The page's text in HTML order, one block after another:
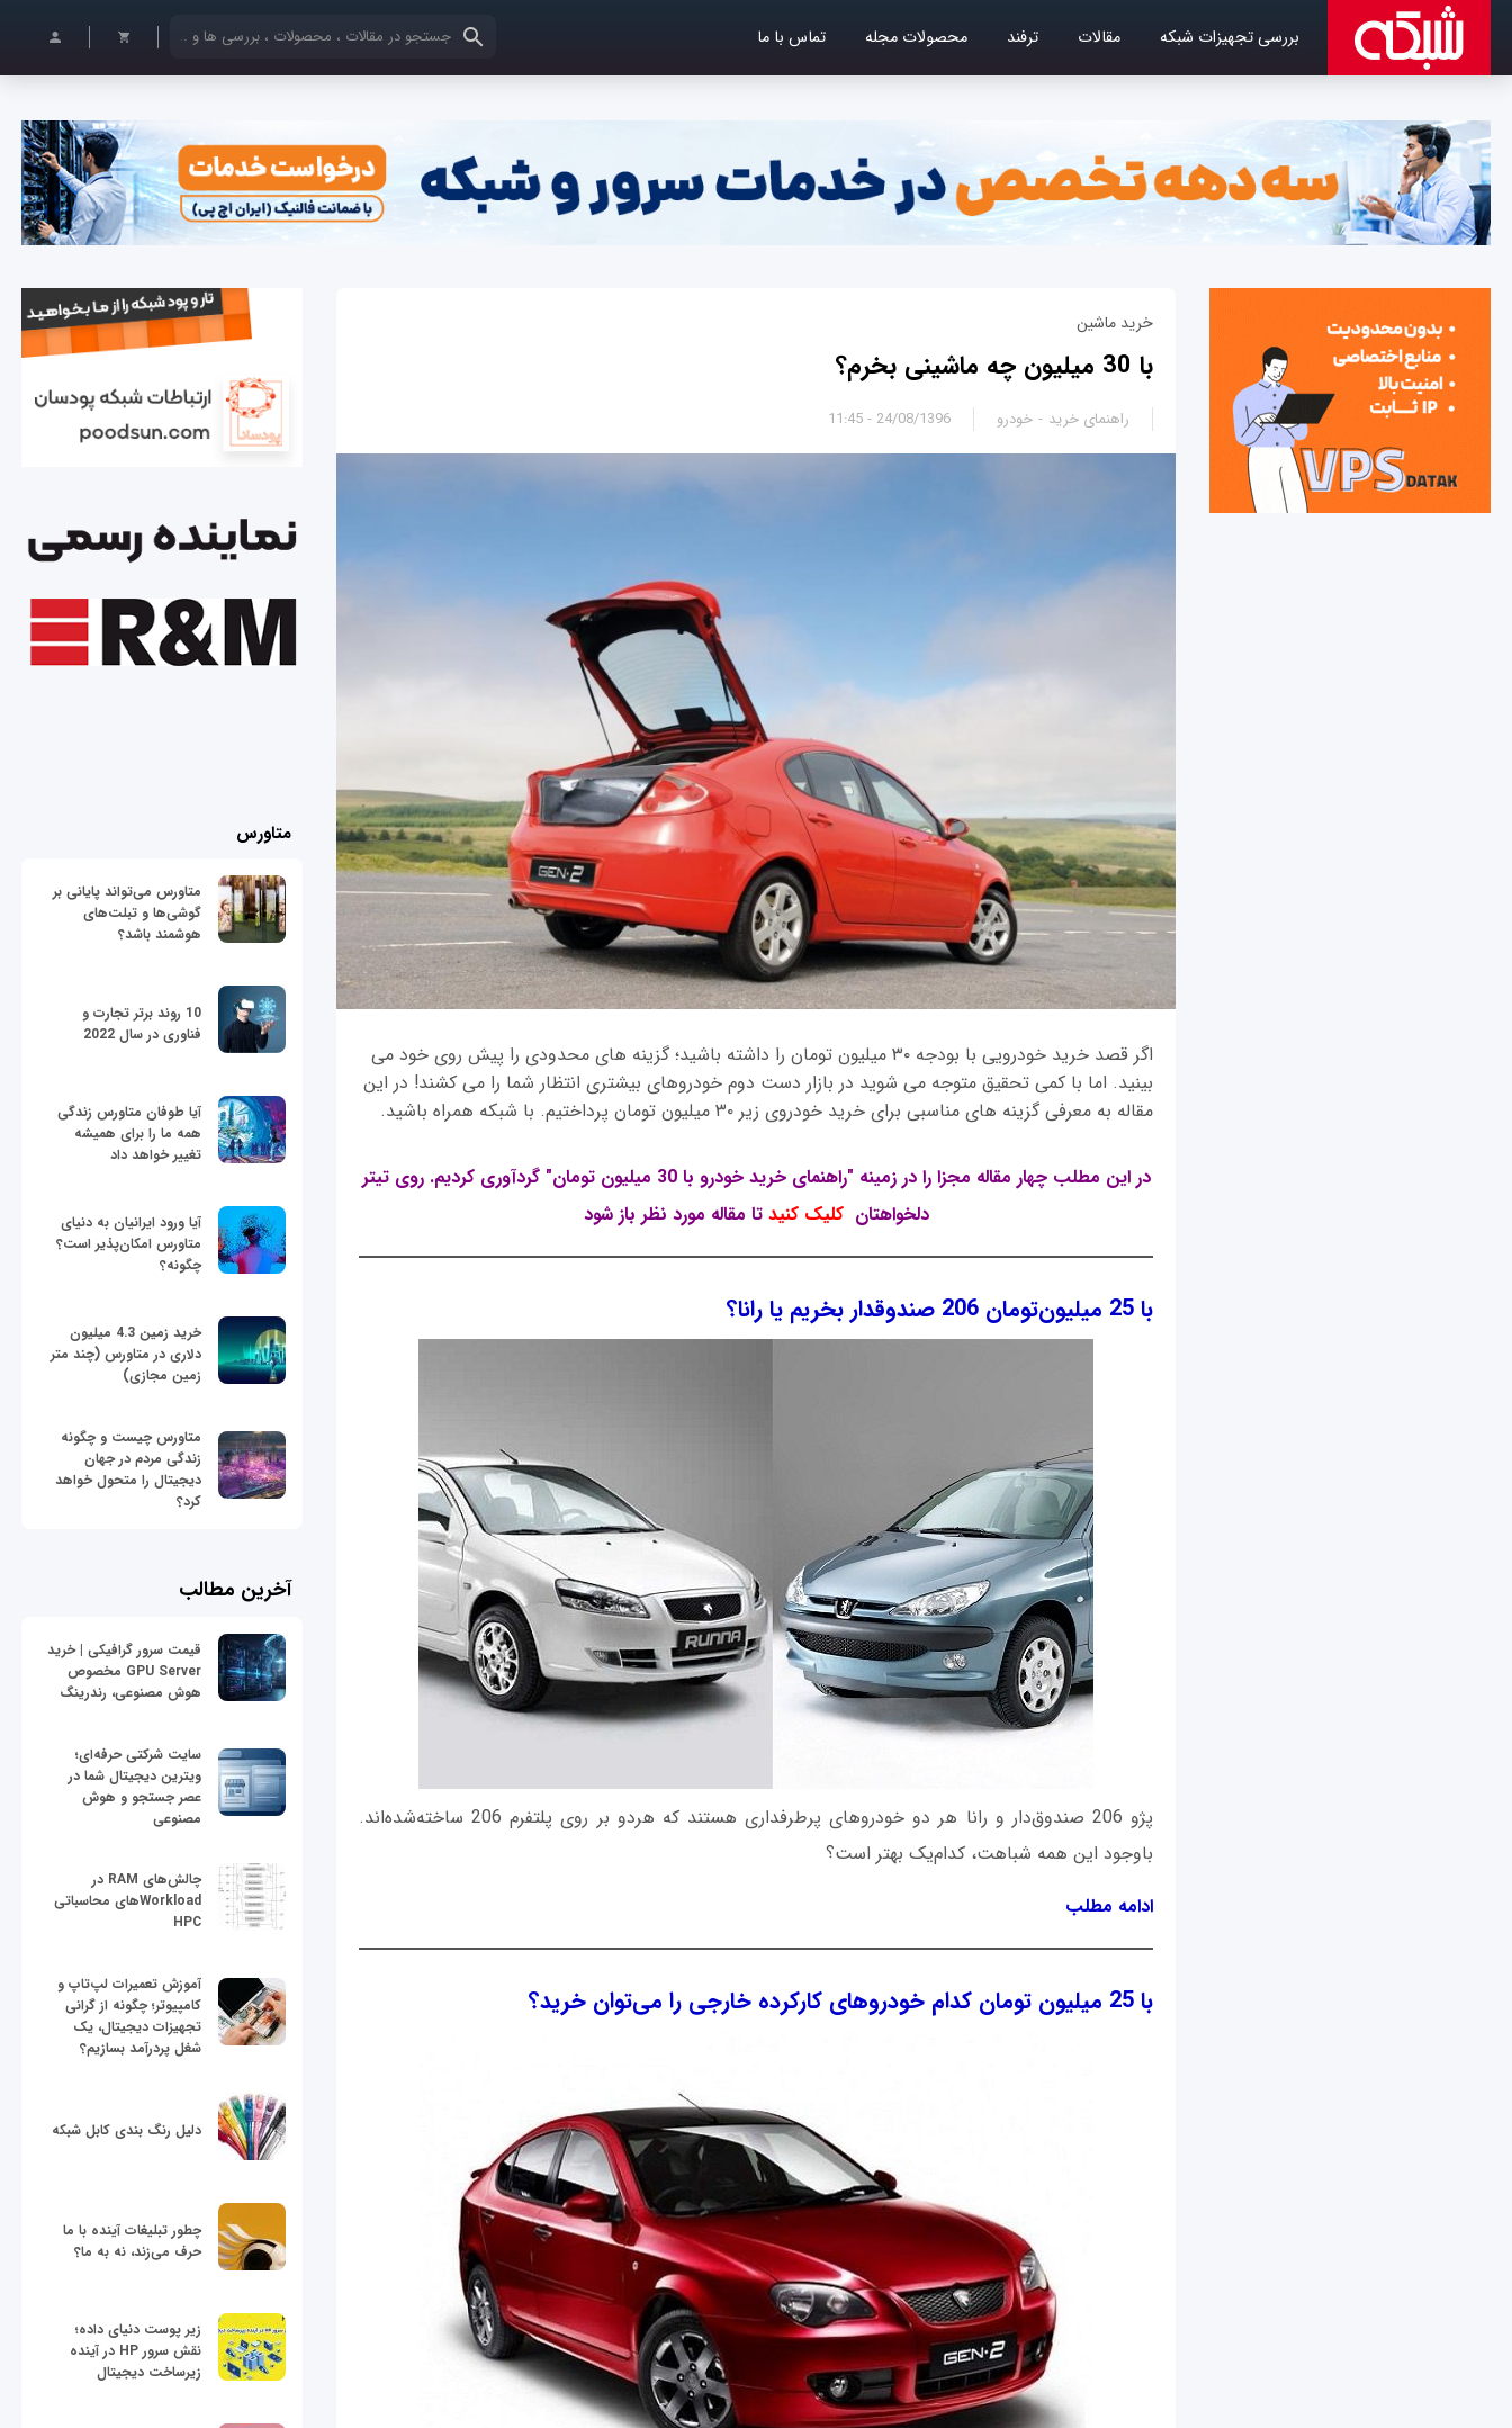
بررسی تجهیزات شبکه مقالات ترفند محصولات مجله تماس با ما کلمات کلیدی خود را وارد کنید
خرید ماشین
با 30 میلیون چه ماشینی بخرم؟
24/08/1396 - 11:45 راهنمای خرید خودرو
اگر قصد خرید خودرویی با بودجه ۳۰ میلیون تومان را داشته باشید؛ گزینه های محدودی را پیش روی خود می
بینید. اما با کمی تحقیق متوجه می شوید در بازار دست دوم خودروهای بیشتری انتظار شما را می کشند! در این
مقاله به معرفی گزینه های مناسبی برای خرید خودروی زیر ۳۰ میلیون تومان پرداختیم. با شبکه همراه باشید.
در این مطلب چهار مقاله مجزا را در زمینه "راهنمای خرید خودرو با 30 میلیون تومان" گردآوری کردیم. روی تیتر
دلخواهتانکلیک کنیدتا مقاله مورد نظر باز شود
با 25 میلیون‌تومان 206 صندوقدار بخریم یا رانا؟
پژو 206 صندوق‌دار و رانا هر دو خودرو‌های پرطرفداری هستند که هردو بر روی پلتفرم 206 ساخته‌شده‌اند.
باوجود این همه شباهت، کدام‌یک بهتر است؟
ادامه مطلب
با 25 میلیون تومان کدام خودروهای کارکرده‌ خارجی را می‌توان خرید؟
متاورس
متاورس می‌تواند پایانی بر
گوشی‌ها و تبلت‌های
هوشمند باشد؟
10 روند برتر تجارت و
فناوری در سال 2022
آیا طوفان متاورس زندگی
همه ما را برای همیشه
تغییر خواهد داد
آیا ورود ایرانیان به دنیای
متاورس امکان‌پذیر است؟
چگونه؟
خرید زمین 4.3 میلیون
دلاری در متاورس (چند متر
زمین مجازی)
متاورس چیست و چگونه
زندگی مردم در جهان
دیجیتال را متحول خواهد
کرد؟
آخرین مطالب
قیمت سرور گرافیکی | خرید
GPU Server مخصوص
هوش مصنوعی، رندرینگ
سایت شرکتی حرفه‌ای؛
ویترین دیجیتال شما در
عصر جستجو و هوش
مصنوعی
چالش‌های RAM در
Workloadهای محاسباتی
HPC
آموزش تعمیرات لپ‌تاپ و
کامپیوتر؛ چگونه از گرانی
تجهیزات دیجیتال، یک
شغل پردرآمد بسازیم؟
دلیل رنگ بندی کابل شبکه
چطور تبلیغات آینده با ما
حرف می‌زند، نه به ما؟
زیر پوست دنیای داده؛
نقش سرور HP در آینده
زیرساخت دیجیتال